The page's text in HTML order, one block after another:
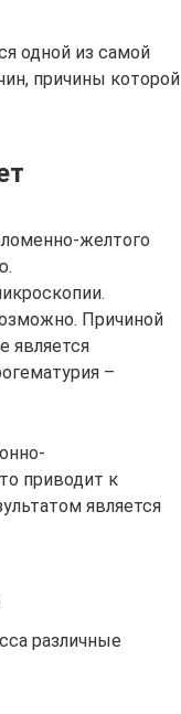
одной из самой
причины которой
желтого
Причиной
является
–
приводит к
является
различные